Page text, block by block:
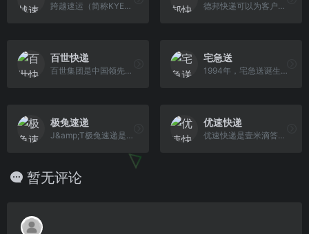
跨越速运（简称KYE）是专营国内航空门到门的快递公司, 深圳跨越航空物流公司、货运、物流、快递、速递、托运的快递公司拥有国内机场拥有专门的调度中心和无与伦比的航班自主权,向客户推出当天达、 次日达、 隔日达服务,并行业中首度对客户推出“限时未达减免运费”承诺。航空快递公司电话：95324。 德邦快递可以为客户提供快递/物流等多方位的服务,从同城快递到国际物流,我们都可以为您提供。德邦快递也是快递物流行业中的老品牌了,超过10年服务经验让我们 的快递物流服务更专业,让客户更省心
百世快递
百世集团是中国领先的智慧供应链解决方案和物流服务提供商，集供应链管理、快运、国际物流等业务板块于一体，建立了“门到门”的B2B2C的一站式服务
宅急送
1994年，宅急送诞生于北京。以项目物流为依托，宅急送逐渐构建起仓储、分拣、包装、配送“一条龙”服务，积累了丰富的项目运作经验，锻造出卓越的项目运作模式 。
极兔速递
J&amp;T极兔速递是一家全球综合物流服务运营商。公司创立于2015年，快递网络覆盖印度尼西亚、越南、马来西亚、菲律宾、泰国、柬埔寨、新加坡、中国、沙特阿拉伯、阿联酋、墨西哥、巴西、埃及共13个国家。秉承“客户为本、效率为根”的宗旨，J&amp;T极兔速递致力于通过智能化的基础设施，数字化的物流网络，为客户提供全场景化的物流解决方案，以高 效连接世界，让物流惠及全球。
优速快递
优速快递是壹米滴答集团旗下快递品牌，成立于2009年，于2019年并入壹米滴答集团，是一家提供全国性快递服务的规模型快递企业，致力于成为性价比最优的大包裹 快递公司，全国统一客服热线：95058；大包裹，用优速，只为每壹次托付。
暂无评论